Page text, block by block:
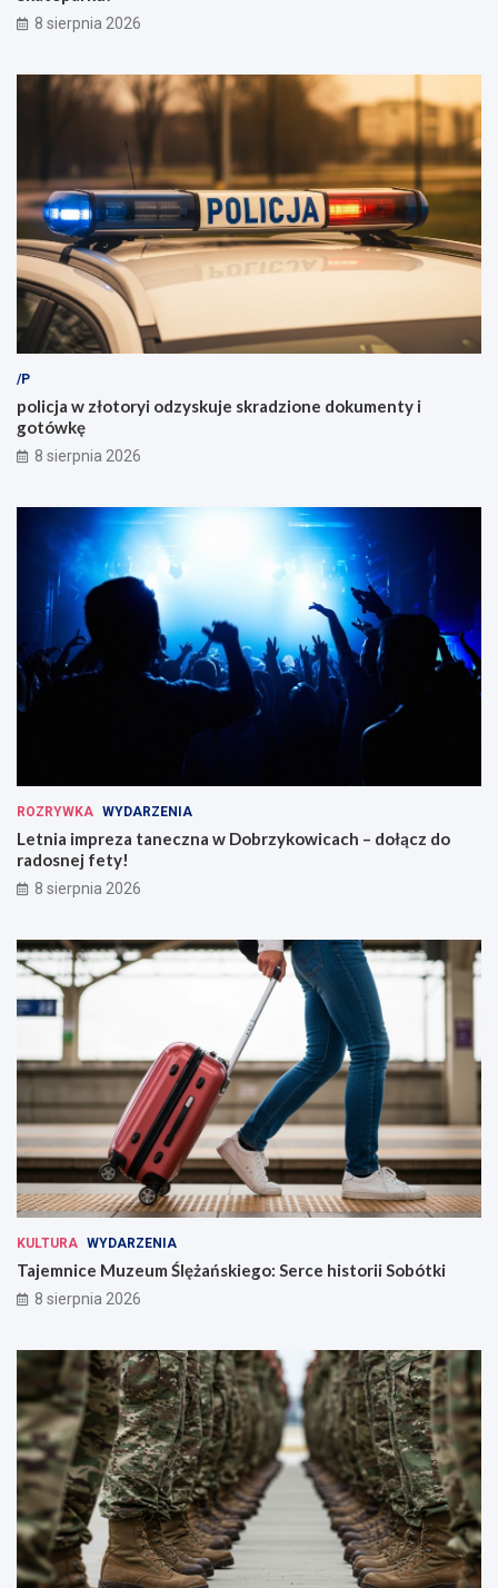
8 sierpnia 2026
/P
policja w złotoryi odzyskuje skradzione dokumenty i
gotówkę
8 sierpnia 2026
ROZRYWKA WYDARZENIA
Letnia impreza taneczna w Dobrzykowicach – dołącz do
radosnej fety!
8 sierpnia 2026
KULTURA WYDARZENIA
Tajemnice Muzeum Ślężańskiego: Serce historii Sobótki
8 sierpnia 2026